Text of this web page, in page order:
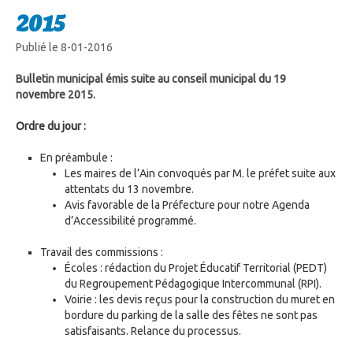
2015
Publié le 8-01-2016
Bulletin municipal émis suite au conseil municipal du 19
novembre 2015.
Ordre du jour :
En préambule :
Les maires de l’Ain convoqués par M. le préfet suite aux
attentats du 13 novembre.
Avis favorable de la Préfecture pour notre Agenda
d’Accessibilité programmé.
Travail des commissions :
Écoles : rédaction du Projet Éducatif Territorial (PEDT)
du Regroupement Pédagogique Intercommunal (RPI).
Voirie : les devis reçus pour la construction du muret en
bordure du parking de la salle des fêtes ne sont pas
satisfaisants. Relance du processus.